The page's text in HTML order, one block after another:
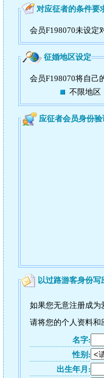
对应征者的条件要
会员F198070未设定
征婚地区设定
会员F198070将自己
不限地区
应征者会员身份验
以过路游客身份写
如果您无意注册成为
请将您的个人资料和
名字:
性别:
出生年月: